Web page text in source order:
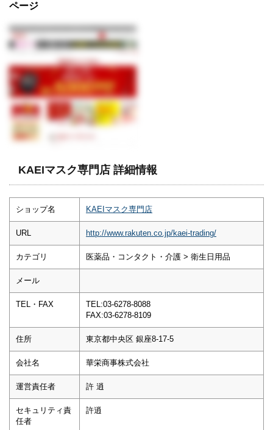
ページ
KAEIマスク専門店 詳細情報
ショップ名 KAEIマスク専門店
URL http://www.rakuten.co.jp/kaei-trading/
カテゴリ 医薬品・コンタクト・介護 > 衛生日用品
メール
TEL・FAX
TEL:03-6278-8088
FAX:03-6278-8109
住所 東京都中央区 銀座8-17-5
会社名 華栄商事株式会社
運営責任者 許 逍
セキュリティ責
任者
許逍